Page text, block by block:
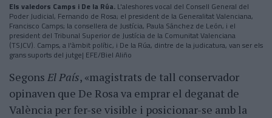
Els valedors Camps i De la Rúa. L'aleshores vocal del Consell General del
Poder Judicial, Fernando de Rosa; el president de la Generalitat Valenciana,
Francisco Camps; la consellera de Justícia, Paula Sánchez de León, i el
president del Tribunal Superior de Justícia de la Comunitat Valenciana
(TSJCV). Camps, a l'àmbit polític, i De la Rúa, dintre de la judicatura, van ser els
grans suports del jutge| EFE/Biel Aliño
Segons El País, «magistrats de tall conservador
opinaven que De Rosa va emprar el deganat de
València per fer-se visible i posicionar-se amb la